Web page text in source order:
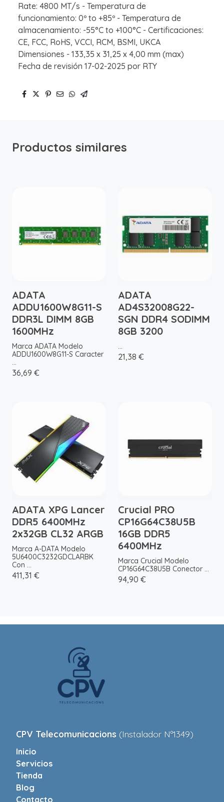
Rate: 4800 MT/s - Temperatura de
funcionamiento: 0º to +85º - Temperatura de
almacenamiento: -55°C to +100°C - Certificaciones:
CE, FCC, RoHS, VCCI, RCM, BSMI, UKCA
Dimensiones - 133,35 x 31,25 x 4,00 mm (max)
Fecha de revisión 17-02-2025 por RTY
Productos similares
ADATA
ADDU1600W8G11-S
DDR3L DIMM 8GB
1600MHz
Marca ADATA Modelo
ADDU1600W8G11-S Caracter
...
36,69 €
ADATA
AD4S32008G22-
SGN DDR4 SODIMM
8GB 3200
...
21,38 €
ADATA XPG Lancer
DDR5 6400MHz
2x32GB CL32 ARGB
Marca A-DATA Modelo
5U6400C3232GDCLARBK
Con ...
411,31 €
Crucial PRO
CP16G64C38U5B
16GB DDR5
6400MHz
Marca Crucial Modelo
CP16G64C38U5B Conector ...
94,90 €
CPV Telecomunicacions (Instalador Nº1349)
Inicio
Servicios
Tienda
Blog
Contacto